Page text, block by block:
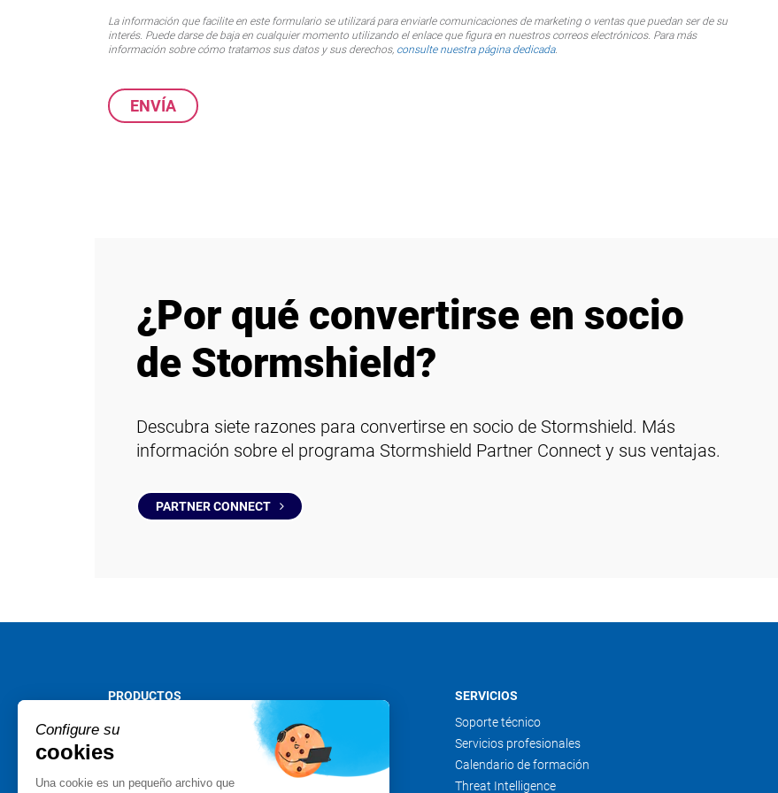
La información que facilite en este formulario se utilizará para enviarle comunicaciones de marketing o ventas que puedan ser de su
interés. Puede darse de baja en cualquier momento utilizando el enlace que figura en nuestros correos electrónicos. Para más
información sobre cómo tratamos sus datos y sus derechos, consulte nuestra página dedicada.
¿Por qué convertirse en socio
de Stormshield?
Descubra siete razones para convertirse en socio de Stormshield. Más
información sobre el programa Stormshield Partner Connect y sus ventajas.
PARTNER CONNECT
PRODUCTOS
Stormshield Network Security
Stormshield Endpoint Security
Stormshield Data Security
SERVICIOS
Soporte técnico
Servicios profesionales
Calendario de formación
Threat Intelligence
Configure su
cookies
Una cookie es un pequeño archivo que